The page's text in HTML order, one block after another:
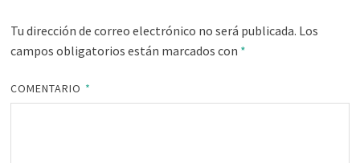
Tu dirección de correo electrónico no será publicada. Los
campos obligatorios están marcados con *
COMENTARIO *